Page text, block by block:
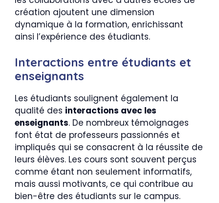
création ajoutent une dimension
dynamique à la formation, enrichissant
ainsi l’expérience des étudiants.
Interactions entre étudiants et
enseignants
Les étudiants soulignent également la
qualité des interactions avec les
enseignants. De nombreux témoignages
font état de professeurs passionnés et
impliqués qui se consacrent à la réussite de
leurs élèves. Les cours sont souvent perçus
comme étant non seulement informatifs,
mais aussi motivants, ce qui contribue au
bien-être des étudiants sur le campus.